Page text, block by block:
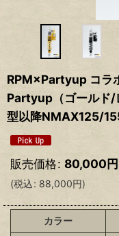
RPM×Partyup コラ
Partyup（ゴールド/
型以降NMAX125/
販売価格: 80,000円
(税込: 88,000円)
カラー